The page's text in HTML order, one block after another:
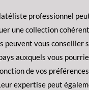
professionnel
une collection
peuvent vous conseiller
auxquels vous
de vos préférences
expertise peut